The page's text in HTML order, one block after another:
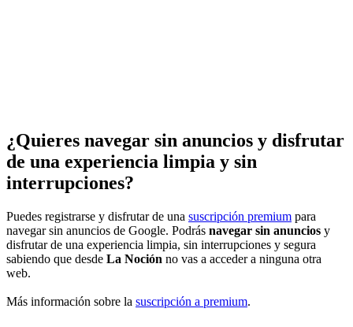
¿Quieres navegar sin anuncios y disfrutar
de una experiencia limpia y sin
interrupciones?
Puedes registrarse y disfrutar de una suscripción premium para
navegar sin anuncios de Google. Podrás navegar sin anuncios y
disfrutar de una experiencia limpia, sin interrupciones y segura
sabiendo que desde La Noción no vas a acceder a ninguna otra
web.
Más información sobre la suscripción a premium.